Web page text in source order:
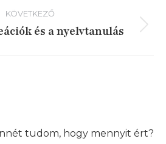
KÖVETKEZŐ
Következő
és a nyelvtanulás
tudom, hogy mennyit ért?